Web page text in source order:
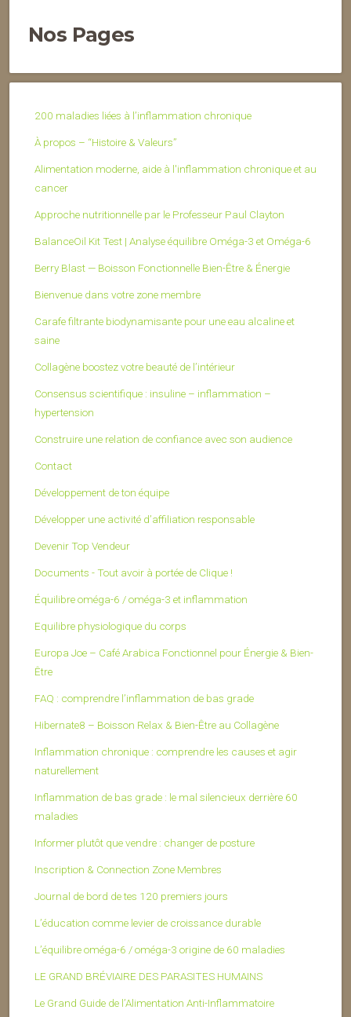
Nos Pages
200 maladies liées à l’inflammation chronique
À propos – “Histoire & Valeurs”
Alimentation moderne, aide à l'inflammation chronique et au
cancer
Approche nutritionnelle par le Professeur Paul Clayton
BalanceOil Kit Test | Analyse équilibre Oméga-3 et Oméga-6
Berry Blast — Boisson Fonctionnelle Bien-Être & Énergie
Bienvenue dans votre zone membre
Carafe filtrante biodynamisante pour une eau alcaline et
saine
Collagène boostez votre beauté de l’intérieur
Consensus scientifique : insuline – inflammation –
hypertension
Construire une relation de confiance avec son audience
Contact
Développement de ton équipe
Développer une activité d’affiliation responsable
Devenir Top Vendeur
Documents - Tout avoir à portée de Clique !
Équilibre oméga-6 / oméga-3 et inflammation
Equilibre physiologique du corps
Europa Joe – Café Arabica Fonctionnel pour Énergie & Bien-
Être
FAQ : comprendre l’inflammation de bas grade
Hibernate8 – Boisson Relax & Bien-Être au Collagène
Inflammation chronique : comprendre les causes et agir
naturellement
Inflammation de bas grade : le mal silencieux derrière 60
maladies
Informer plutôt que vendre : changer de posture
Inscription & Connection Zone Membres
Journal de bord de tes 120 premiers jours
L’éducation comme levier de croissance durable
L’équilibre oméga-6 / oméga-3 origine de 60 maladies
LE GRAND BRÉVIAIRE DES PARASITES HUMAINS
Le Grand Guide de l’Alimentation Anti-Inflammatoire